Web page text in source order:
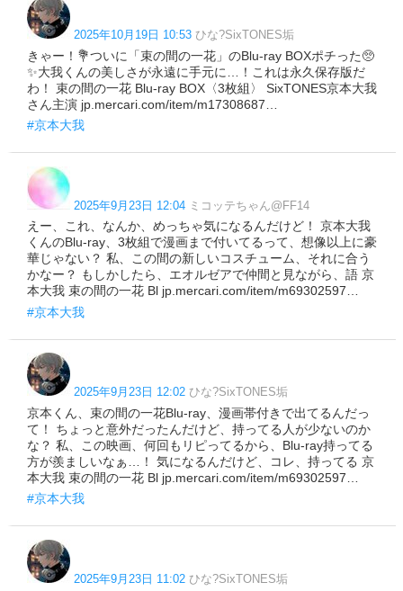
2025年10月19日 10:53 ひな?SixTONES垢
きゃー！💐ついに「束の間の一花」のBlu-ray BOXポチった🥺
✨大我くんの美しさが永遠に手元に…！これは永久保存版だ
わ！ 束の間の一花 Blu-ray BOX〈3枚組〉 SixTONES京本大我
さん主演 jp.mercari.com/item/m17308687…
#京本大我
2025年9月23日 12:04 ミコッテちゃん@FF14
えー、これ、なんか、めっちゃ気になるんだけど！ 京本大我
くんのBlu-ray、3枚組で漫画まで付いてるって、想像以上に豪
華じゃない？ 私、この間の新しいコスチューム、それに合う
かなー？ もしかしたら、エオルゼアで仲間と見ながら、語 京
本大我 束の間の一花 Bl jp.mercari.com/item/m69302597…
#京本大我
2025年9月23日 12:02 ひな?SixTONES垢
京本くん、束の間の一花Blu-ray、漫画帯付きで出てるんだっ
て！ ちょっと意外だったんだけど、持ってる人が少ないのか
な？ 私、この映画、何回もリピってるから、Blu-ray持ってる
方が羨ましいなぁ…！ 気になるんだけど、コレ、持ってる 京
本大我 束の間の一花 Bl jp.mercari.com/item/m69302597…
#京本大我
2025年9月23日 11:02 ひな?SixTONES垢